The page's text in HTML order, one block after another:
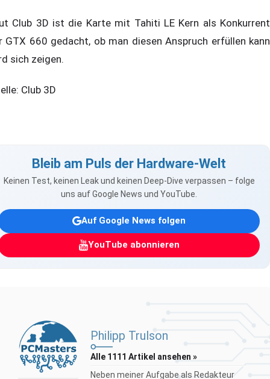
Club 3D ist die Karte mit Tahiti LE Kern als Konkurrent
GTX 660 gedacht, ob man diesen Anspruch erfüllen kann
sich zeigen.
Club 3D
Bleib am Puls der Hardware-Welt
Keinen Test, keinen Leak und keinen Deep-Dive verpassen – folge
uns auf Google News und YouTube.
Auf Google News folgen
YouTube abonnieren
Philipp Trulson
Alle 1111 Artikel ansehen »
Neben meiner Aufgabe als Redakteur